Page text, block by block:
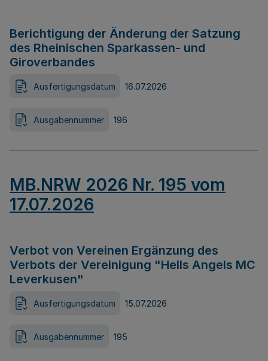
Berichtigung der Änderung der Satzung
des Rheinischen Sparkassen- und
Giroverbandes
Ausfertigungsdatum 16.07.2026
Ausgabennummer 196
MB.NRW 2026 Nr. 195 vom
17.07.2026
Verbot von Vereinen Ergänzung des
Verbots der Vereinigung "Hells Angels MC
Leverkusen"
Ausfertigungsdatum 15.07.2026
Ausgabennummer 195